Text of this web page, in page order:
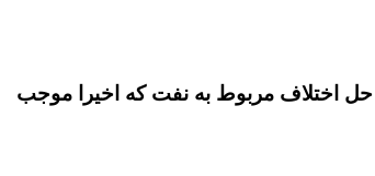
اختلاف مربوط به نفت كه اخيرا موجب